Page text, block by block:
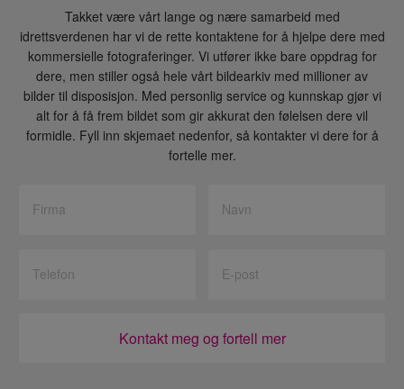
Takket være vårt lange og nære samarbeid med
idrettsverdenen har vi de rette kontaktene for å hjelpe dere med
kommersielle fotograferinger. Vi utfører ikke bare oppdrag for
dere, men stiller også hele vårt bildearkiv med millioner av
bilder til disposisjon. Med personlig service og kunnskap gjør vi
alt for å få frem bildet som gir akkurat den følelsen dere vil
formidle. Fyll inn skjemaet nedenfor, så kontakter vi dere for å
fortelle mer.
Kontakt meg og fortell mer